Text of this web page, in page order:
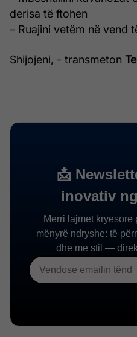
derisa të ftohen
– Ruajini vetëm në vend
Shijojeni, - transmeton